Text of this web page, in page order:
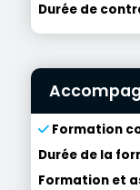
Durée de
Formation
Durée de la
Formation et